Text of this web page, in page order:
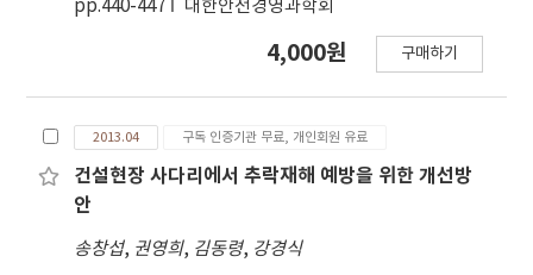
따라 큰 차이를 보이진 않았지만, 배수로보다 용수로
pp.440-447 대한안전경영과학회
4,000원 구매하기
2013.04 구독 인증기관 무료, 개인회원 유료
건설현장 사다리에서 추락재해 예방을 위한 개선방
안
송창섭, 권영희, 김동령, 강경식